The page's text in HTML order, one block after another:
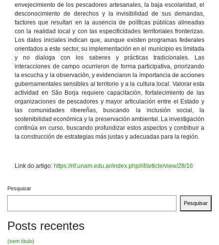
envejecimiento de los pescadores artesanales, la baja escolaridad, el
desconocimiento de derechos y la invisibilidad de sus demandas,
factores que resultan en la ausencia de políticas públicas alineadas
con la realidad local y con las especificidades territoriales fronterizas.
Los datos iniciales indican que, aunque existen programas federales
orientados a este sector, su implementación en el municipio es limitada
y no dialoga con los saberes y prácticas tradicionales. Las
interacciones de campo ocurrieron de forma participativa, priorizando
la escucha y la observación, y evidenciaron la importancia de acciones
gubernamentales sensibles al territorio y a la cultura local. Valorar esta
actividad en São Borja requiere capacitación, fortalecimiento de las
organizaciones de pescadores y mayor articulación entre el Estado y
las comunidades ribereñas, buscando la inclusión social, la
sostenibilidad económica y la preservación ambiental. La investigación
continúa en curso, buscando profundizar estos aspectos y contribuir a
la construcción de estrategias más justas y adecuadas para la región.
Link do artigo: https://rif.unam.edu.ar/index.php/rif/article/view/28/16
Pesquisar
Pesquisar
Posts recentes
(sem título)